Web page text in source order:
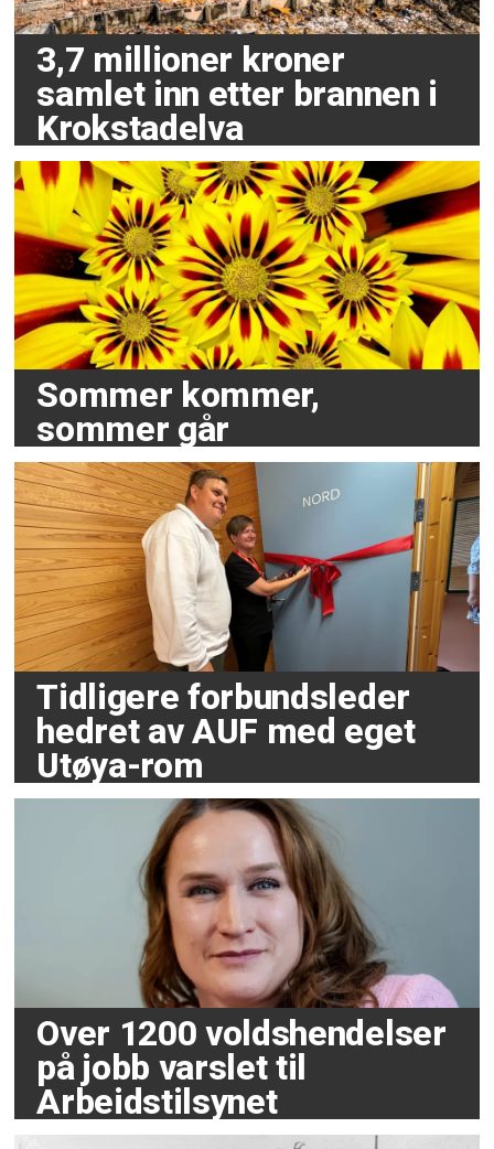
3,7 millioner kroner
samlet inn etter brannen i
Krokstadelva
Sommer kommer,
sommer går
Tidligere forbundsleder
hedret av AUF med eget
Utøya-rom
Over 1200 voldshendelser
på jobb varslet til
Arbeidstilsynet